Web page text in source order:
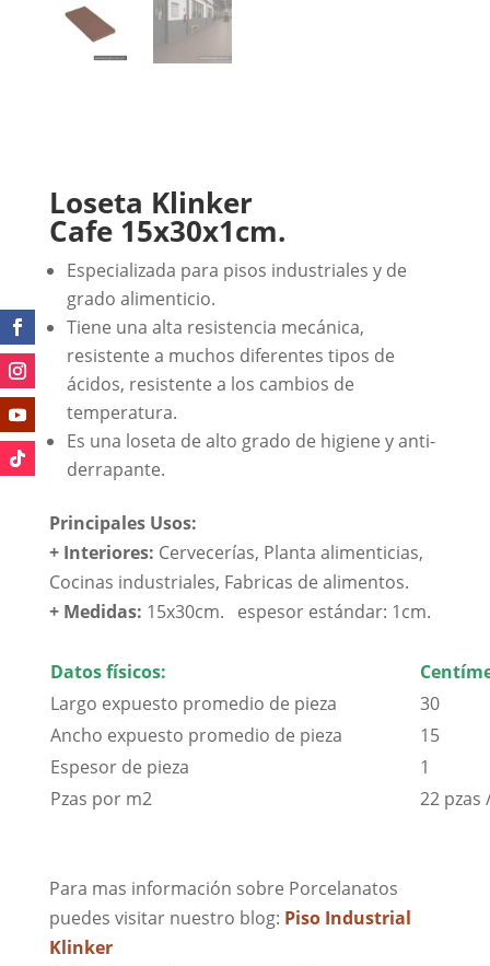
Loseta Klinker
Cafe15x30x1cm.
Especializada para pisos industriales y de
grado alimenticio.
Tiene una alta resistencia mecánica,
resistente a muchos diferentes tipos de
ácidos, resistente a los cambios de
temperatura.
Es una loseta de alto grado de higiene y anti-
derrapante.
Principales Usos:
+ Interiores: Cervecerías, Planta alimenticias,
Cocinas industriales, Fabricas de alimentos.
+ Medidas: 15x30cm. espesor estándar: 1cm.
Datos físicos:
Largo expuesto promedio de pieza
30
Ancho expuesto promedio de pieza
15
Espesor de pieza
1
Pzas por m2
22 pzas
Para mas información sobre Porcelanatos
puedes visitar nuestro blog: Piso Industrial
Klinker